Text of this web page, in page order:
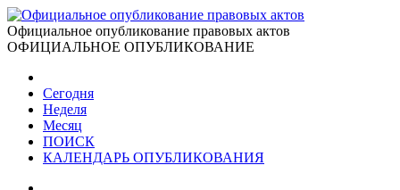
Официальное опубликование правовых актов
ОФИЦИАЛЬНОЕ ОПУБЛИКОВАНИЕ
Сегодня
Неделя
Месяц
ПОИСК
КАЛЕНДАРЬ ОПУБЛИКОВАНИЯ